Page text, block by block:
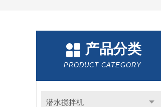
产品分类
PRODUCT CATEGORY
潜水搅拌机